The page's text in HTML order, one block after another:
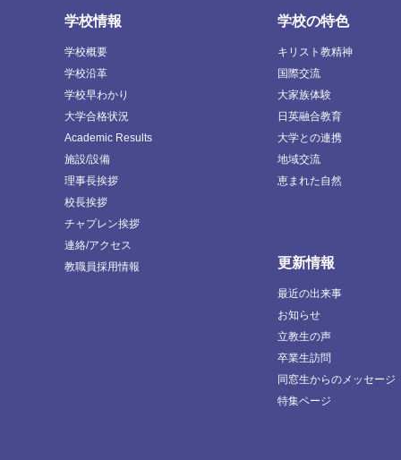
学校情報
学校概要
学校沿革
学校早わかり
大学合格状況
Academic Results
施設/設備
理事長挨拶
校長挨拶
チャプレン挨拶
連絡/アクセス
教職員採用情報
学校の特色
キリスト教精神
国際交流
大家族体験
日英融合教育
大学との連携
地域交流
恵まれた自然
更新情報
最近の出来事
お知らせ
立教生の声
卒業生訪問
同窓生からのメッセージ
特集ページ